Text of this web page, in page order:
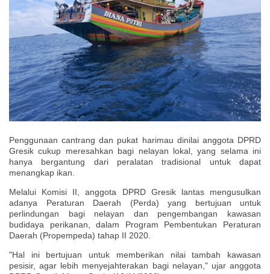
Penggunaan cantrang dan pukat harimau dinilai anggota DPRD
Gresik cukup meresahkan bagi nelayan lokal, yang selama ini
hanya bergantung dari peralatan tradisional untuk dapat
menangkap ikan.
Melalui Komisi II, anggota DPRD Gresik lantas mengusulkan
adanya Peraturan Daerah (Perda) yang bertujuan untuk
perlindungan bagi nelayan dan pengembangan kawasan
budidaya perikanan, dalam Program Pembentukan Peraturan
Daerah (Propempeda) tahap II 2020.
"Hal ini bertujuan untuk memberikan nilai tambah kawasan
pesisir, agar lebih menyejahterakan bagi nelayan," ujar anggota